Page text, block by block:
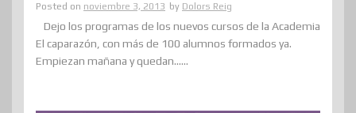
Posted on noviembre 3, 2013 by Dolors Reig
Dejo los programas de los nuevos cursos de la Academia
El caparazón, con más de 100 alumnos formados ya.
Empiezan mañana y quedan......